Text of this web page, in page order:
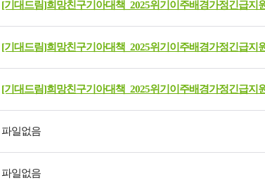
[기대드림]희망친구기아대책_2025위기이주배경가정긴급지
[기대드림]희망친구기아대책_2025위기이주배경가정긴급지
[기대드림]희망친구기아대책_2025위기이주배경가정긴급지
파일없음
파일없음